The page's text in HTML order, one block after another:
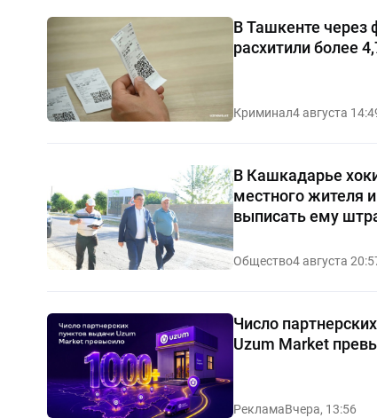
В Ташкенте
расхитили более
Криминал4 августа
В Кашкадарье
местного жителя
выписать ему
чистоты — видео
Общество4 августа
Число
Uzum Market
РекламаВчера, 13:56